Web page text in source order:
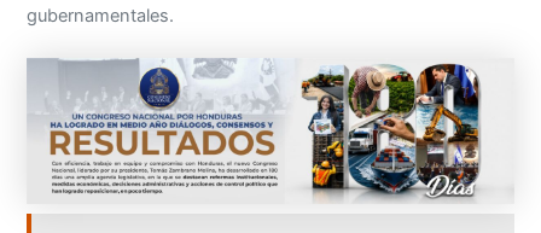
gubernamentales.